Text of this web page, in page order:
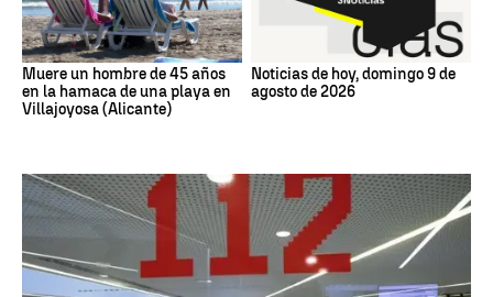
Muere un hombre de 45 años
en la hamaca de una playa en
Villajoyosa (Alicante)
Noticias de hoy, domingo 9 de
agosto de 2026